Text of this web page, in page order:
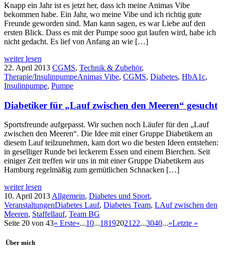
Knapp ein Jahr ist es jetzt her, dass ich meine Animas Vibe
bekommen habe. Ein Jahr, wo meine Vibe und ich richtig gute
Freunde geworden sind. Man kann sagen, es war Liebe auf den
ersten Blick. Dass es mit der Pumpe sooo gut laufen wird, habe ich
nicht gedacht. Es lief von Anfang an wie […]
weiter lesen
22. April 2013 CGMS, Technik & Zubehör,
Therapie/InsulinpumpeAnimas Vibe, CGMS, Diabetes, HbA1c,
Insulinpumpe, Pumpe
Diabetiker für „Lauf zwischen den Meeren“ gesucht
Sportsfreunde aufgepasst. Wir suchen noch Läufer für den „Lauf
zwischen den Meeren“. Die Idee mit einer Gruppe Diabetikern an
diesem Lauf teilzunehmen, kam dort wo die besten Ideen entstehen:
in geselliger Runde bei leckerem Essen und einem Bierchen. Seit
einiger Zeit treffen wir uns in mit einer Gruppe Diabetikern aus
Hamburg regelmäßig zum gemütlichen Schnacken […]
weiter lesen
10. April 2013 Allgemein, Diabetes und Sport,
VeranstaltungenDiabetes Lauf, Diabetes Team, LAuf zwischen den
Meeren, Staffellauf, Team BG
Seite 20 von 43« Erste«...10...18192021 22...3040...»Letzte »
Über mich